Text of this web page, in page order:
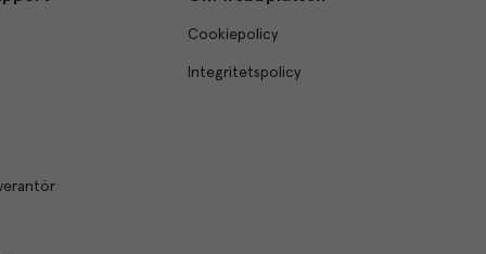
Cookiepolicy
Integritetspolicy